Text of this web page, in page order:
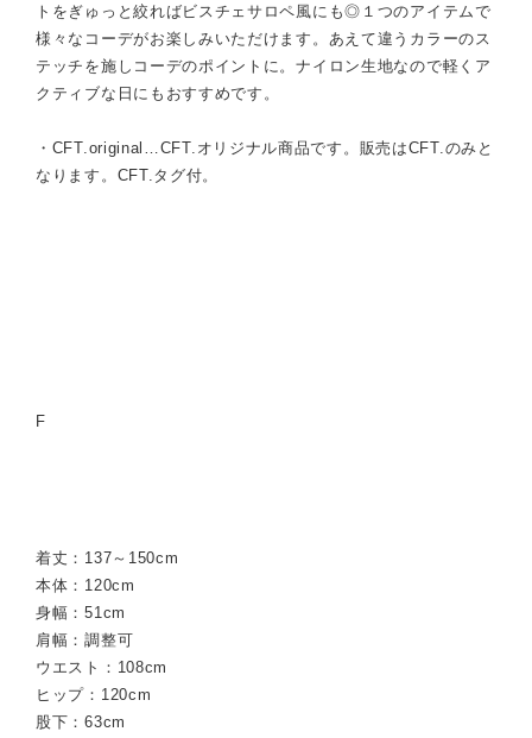
トをぎゅっと絞ればビスチェサロペ風にも◎１つのアイテムで
様々なコーデがお楽しみいただけます。あえて違うカラーのス
テッチを施しコーデのポイントに。ナイロン生地なので軽くア
クティブな日にもおすすめです。
・CFT.original…CFT.オリジナル商品です。販売はCFT.のみと
なります。CFT.タグ付。
F
着丈：137～150cm
本体：120cm
身幅：51cm
肩幅：調整可
ウエスト：108cm
ヒップ：120cm
股下：63cm